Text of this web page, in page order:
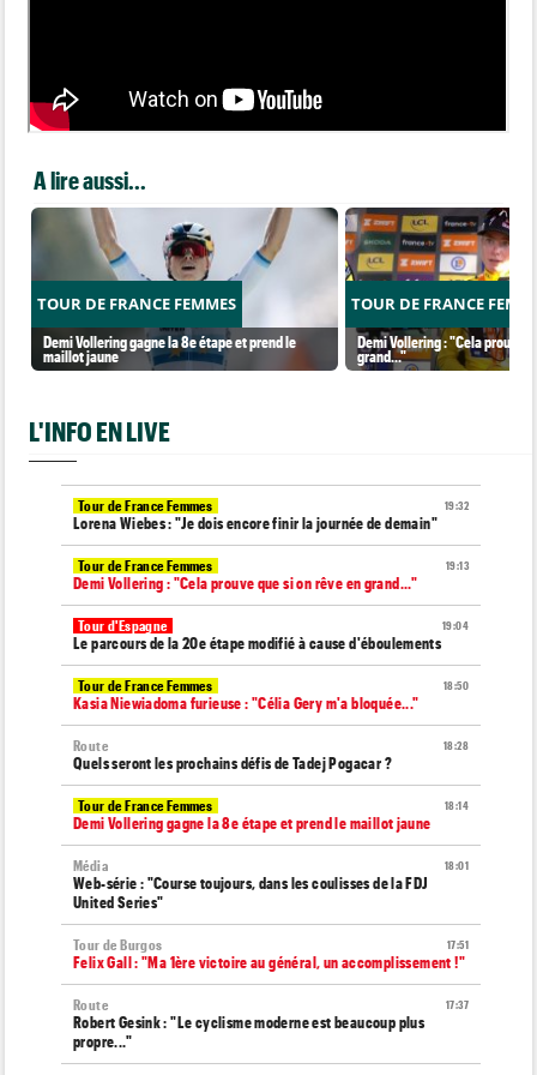
A lire aussi...
TOUR DE FRANCE FEMMES
Demi Vollering gagne la 8e étape et prend le
maillot jaune
TOUR DE FRANCE
Demi Vollering : "Cela prouve
grand..."
L'INFO EN LIVE
19:32
Tour de France Femmes
Lorena Wiebes : "Je dois encore finir la journée de demain"
19:13
Tour de France Femmes
Demi Vollering : "Cela prouve que si on rêve en grand..."
19:04
Tour d'Espagne
Le parcours de la 20e étape modifié à cause d'éboulements
18:50
Tour de France Femmes
Kasia Niewiadoma furieuse : "Célia Gery m'a bloquée..."
18:28
Route
Quels seront les prochains défis de Tadej Pogacar ?
18:14
Tour de France Femmes
Demi Vollering gagne la 8e étape et prend le maillot jaune
18:01
Média
Web-série : "Course toujours, dans les coulisses de la FDJ
United Series"
17:51
Tour de Burgos
Felix Gall : "Ma 1ère victoire au général, un accomplissement !"
17:37
Route
Robert Gesink : "Le cyclisme moderne est beaucoup plus
propre..."